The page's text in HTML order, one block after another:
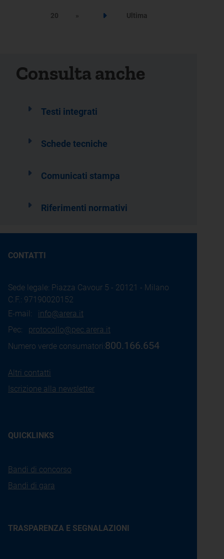
20 »
Step successivo
Ultima
Consulta anche
Testi integrati
Schede tecniche
Comunicati stampa
Riferimenti normativi
CONTATTI
Sede legale: Piazza Cavour 5 - 20121 - Milano
C.F.: 97190020152
E-mail: info@arera.it
Pec: protocollo@pec.arera.it
Numero verde consumatori:800.166.654
Altri contatti
Iscrizione alla newsletter
QUICKLINKS
Bandi di concorso
Bandi di gara
TRASPARENZA E SEGNALAZIONI